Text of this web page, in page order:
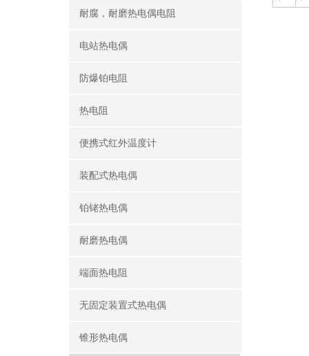
耐腐，耐磨热电偶电阻
电站热电偶
防爆铂电阻
热电阻
便携式红外温度计
装配式热电偶
铂铑热电偶
耐磨热电偶
端面热电阻
无固定装置式热电偶
锥形热电偶